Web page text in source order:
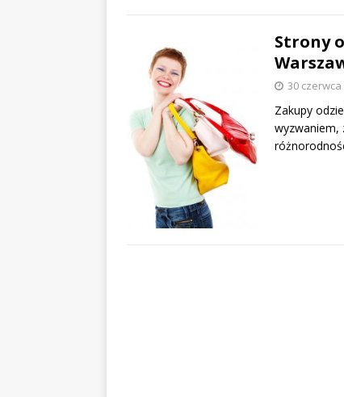
Strony
30 czerwca
Zakupy
wyzwaniem,